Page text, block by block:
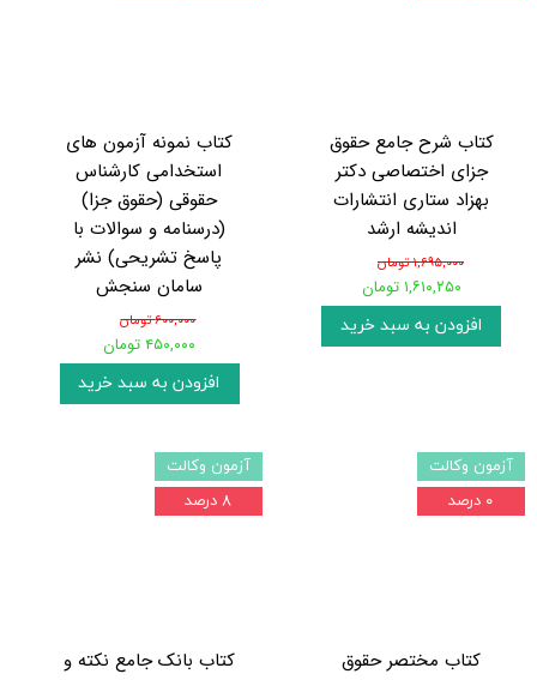
کتاب شرح جامع حقوق
جزای اختصاصی دکتر
بهزاد ستاری انتشارات
اندیشه ارشد
۱,۶۹۵,۰۰۰ تومان
۱,۶۱۰,۲۵۰ تومان
افزودن به سبد خرید
کتاب نمونه آزمون های
استخدامی کارشناس
حقوقی (حقوق جزا)
(درسنامه و سوالات با
پاسخ تشریحی) نشر
سامان سنجش
۶۰۰,۰۰۰ تومان
۴۵۰,۰۰۰ تومان
افزودن به سبد خرید
کتاب مختصر حقوق
آزمون وکالت
۰ درصد
کتاب بانک جامع نکته و
آزمون وکالت
۸ درصد